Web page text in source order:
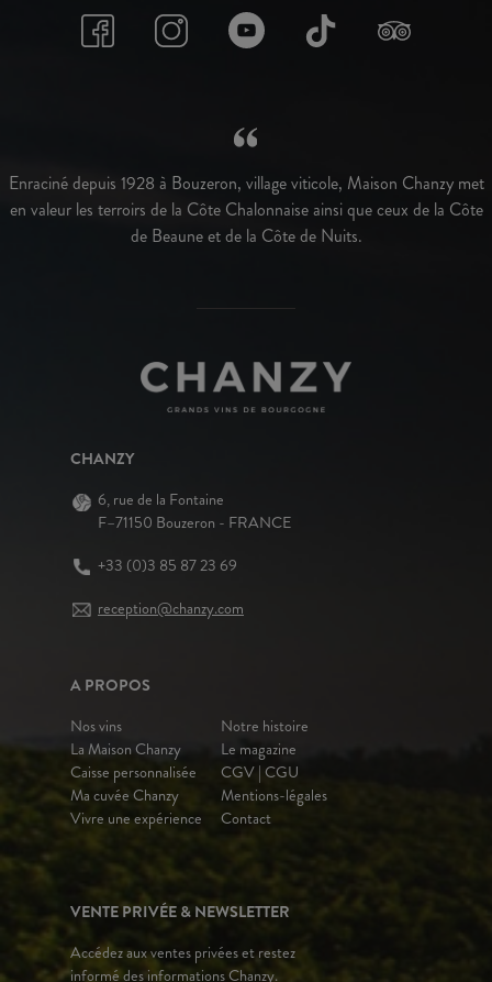
Enraciné depuis 1928 à Bouzeron, village viticole, Maison Chanzy met
en valeur les terroirs de la Côte Chalonnaise ainsi que ceux de la Côte
de Beaune et de la Côte de Nuits.
CHANZY
6, rue de la Fontaine
F–71150 Bouzeron - FRANCE
+33 (0)3 85 87 23 69
reception@chanzy.com
A PROPOS
Nos vins
La Maison Chanzy
Caisse personnalisée
Ma cuvée Chanzy
Vivre une expérience
Notre histoire
Le magazine
CGV | CGU
Mentions-légales
Contact
VENTE PRIVÉE & NEWSLETTER
Accédez aux ventes privées et restez
informé des informations Chanzy.